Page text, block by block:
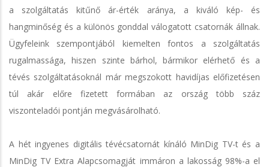
a szolgáltatás kitűnő ár-érték aránya, a kiváló kép- és
hangminőség és a különös gonddal válogatott csatornák állnak.
Ügyfeleink szempontjából kiemelten fontos a szolgáltatás
rugalmassága, hiszen szinte bárhol, bármikor elérhető és a
tévés szolgáltatásoknál már megszokott havidíjas előfizetésen
túl akár előre fizetett formában az ország több száz
viszonteladói pontján megvásárolható.
A hét ingyenes digitális tévécsatornát kínáló MinDig TV-t és a
MinDig TV Extra Alapcsomagját immáron a lakosság 98%-a el